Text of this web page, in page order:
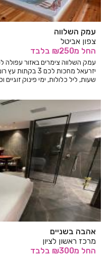
עמק השלווה
צפון אביטל
החל מ₪250 בלבד
עמק השלווה צימרים באזור
יזרעאל מחכות
שעות, ליל כלולות, ימי פינוק
אהבה בשניים
מרכז ראשון לציון
החל מ₪300 בלבד